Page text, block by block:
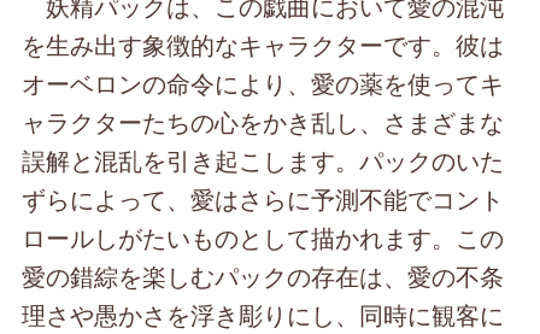
を生み出す象徴的なキャラクターです。彼は
オーベロンの命令により、愛の薬を使ってキ
ャラクターたちの心をかき乱し、さまざまな
誤解と混乱を引き起こします。パックのいた
ずらによって、愛はさらに予測不能でコント
ロールしがたいものとして描かれます。この
愛の錯綜を楽しむパックの存在は、愛の不条
理さや愚かさを浮き彫りにし、同時に観客に